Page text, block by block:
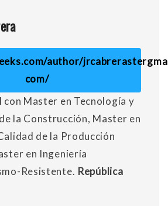
author/
com/
con Master en Tecnología y
la Construcción, Master en
de la Producción
en Ingeniería
Resistente. República